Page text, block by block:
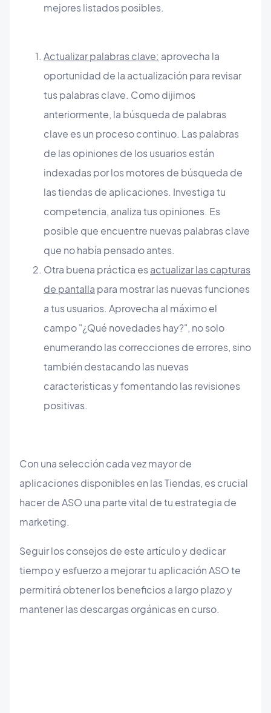
mejores listados posibles.
Actualizar palabras clave: aprovecha la
oportunidad de la actualización para revisar
tus palabras clave. Como dijimos
anteriormente, la búsqueda de palabras
clave es un proceso continuo. Las palabras
de las opiniones de los usuarios están
indexadas por los motores de búsqueda de
las tiendas de aplicaciones. Investiga tu
competencia, analiza tus opiniones. Es
posible que encuentre nuevas palabras clave
que no había pensado antes.
Otra buena práctica esactualizar las capturas
de pantalla para mostrar las nuevas funciones
a tus usuarios. Aprovecha al máximo el
campo "¿Qué novedades hay?", no solo
enumerando las correcciones de errores, sino
también destacando las nuevas
características y fomentando las revisiones
positivas.
Con una selección cada vez mayor de
aplicaciones disponibles en las Tiendas, es crucial
hacer de ASO una parte vital de tu estrategia de
marketing.
Seguir los consejos de este artículo y dedicar
tiempo y esfuerzo a mejorar tu aplicación ASO te
permitirá obtener los beneficios a largo plazo y
mantener las descargas orgánicas en curso.